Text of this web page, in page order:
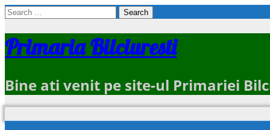
Search
Primaria Bilciuresti
Bine ati venit pe site-ul Primariei